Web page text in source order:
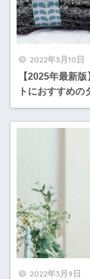
2022年3月10日
【2025年最新
トにおすすめの
2022年3月9日